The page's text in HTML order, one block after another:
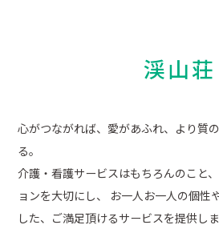
渓山荘
心がつながれば、愛があふれ、より質
る。
介護・看護サービスはもちろんのこと
ョンを大切にし、
お一人お一人の個性
した、ご満足頂けるサービスを提供しま